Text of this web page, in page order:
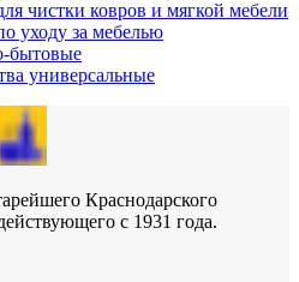
чистки ковров и мягкой мебели
уходу за мебелью
бытовые
универсальные
Краснодарского
с 1931 года.